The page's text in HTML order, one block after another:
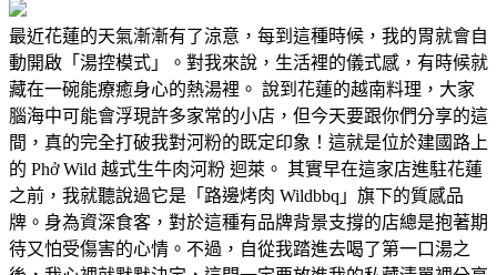
最近花蓮的天氣漸漸有了涼意，每到這種時候，我的胃就會自
動開啟「湯控模式」。對我來說，生活裡的儀式感，有時候就
藏在一碗能療癒身心的熱湯裡。 說到花蓮的越南料理，大家
腦海中可能會浮現許多家常的小店，但今天要跟你們分享的這
間，真的完全打破我對河粉的既定印象！這就是位於建國路上
的 Phở Wild 越式生牛肉河粉 迴萊。 其實早在這家店進駐花蓮
之前，我就聽說過它是「路邊烤肉 Wildbbq」旗下的質感品
牌。身為資深食客，對於這種有品牌背景支撐的店總是抱著期
待又怕受傷害的心情。不過，自從我踏進去喝了第一口湯之